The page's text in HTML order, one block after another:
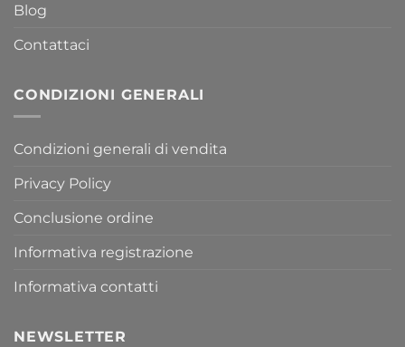
Blog
Contattaci
CONDIZIONI GENERALI
Condizioni generali di vendita
Privacy Policy
Conclusione ordine
Informativa registrazione
Informativa contatti
NEWSLETTER